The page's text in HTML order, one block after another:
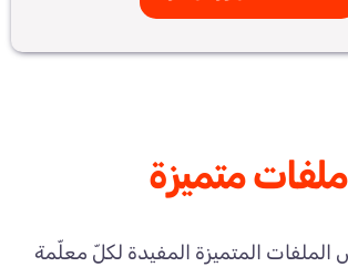
ملفات متميزة
المتميزة المفيدة لكلّ معلّمة